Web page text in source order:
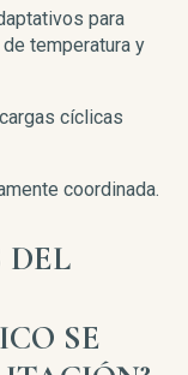
para
temperatura y
cíclicas
coordinada.
DEL
SE